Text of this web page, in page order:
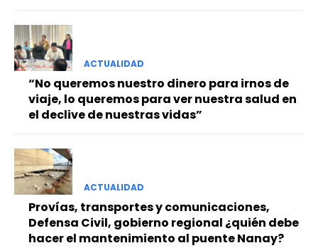
ACTUALIDAD
“No queremos nuestro dinero para irnos de
viaje, lo queremos para ver nuestra salud en
el declive de nuestras vidas”
ACTUALIDAD
Provías, transportes y comunicaciones,
Defensa Civil, gobierno regional ¿quién debe
hacer el mantenimiento al puente Nanay?